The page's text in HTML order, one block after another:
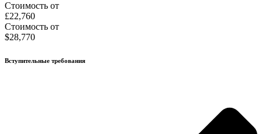
Стоимость от
£22,760
Стоимость от
$28,770
Вступительные требования